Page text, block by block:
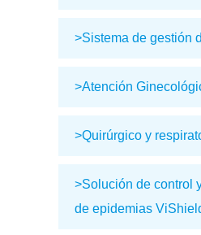
>Sistema de gestión
>Atención
>Quirúrgico y
>Solución de control
de epidemias